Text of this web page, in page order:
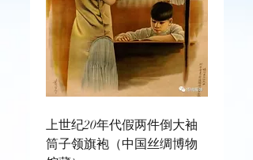
上世纪20年代假两件倒大袖
筒子领旗袍（中国丝绸博物